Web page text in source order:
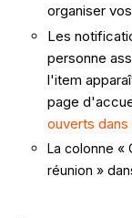
organiser
Les
personne
l'item
page
ouverts
La colonne «
réunion »